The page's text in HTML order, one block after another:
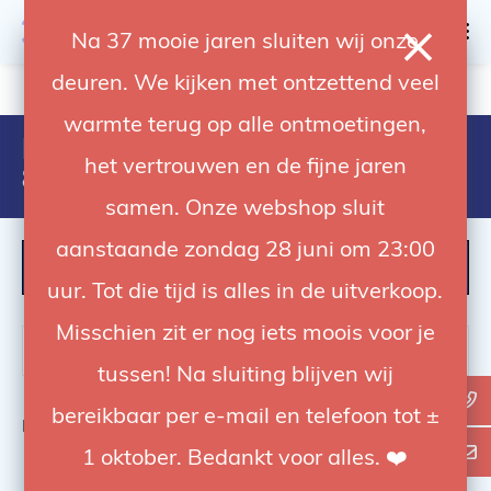
Na 37 mooie jaren sluiten wij onze
deuren. We kijken met ontzettend veel
warmte terug op alle ontmoetingen,
het vertrouwen en de fijne jaren
samen. Onze webshop sluit
aanstaande zondag 28 juni om 23:00
uur. Tot die tijd is alles in de uitverkoop.
Misschien zit er nog iets moois voor je
tussen! Na sluiting blijven wij
bereikbaar per e-mail en telefoon tot ±
1 oktober. Bedankt voor alles. ❤️
4.92 / 5 op trusted shops
Products tagged with
8024221551037
Bekijk0 van de 0 producten